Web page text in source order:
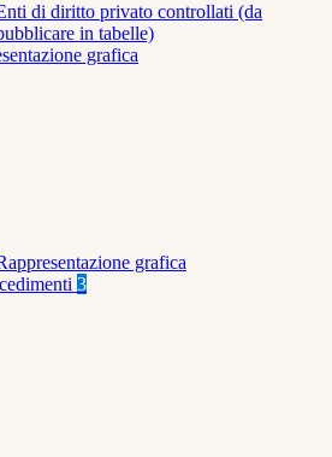
di diritto privato controllati (da
in tabelle)
grafica
grafica
3